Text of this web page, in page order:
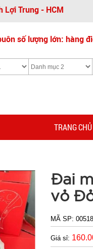
Lợi Trung - HCM
số lượng lớn: hàng
TRANG CHỦ
Đai
vỏ
MÃ SP:
Giá sỉ: